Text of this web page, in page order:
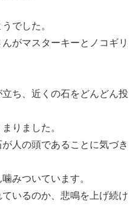
でした。
がマスターキーとノコギリ
ち、近くの石をどんどん投
りました。
人の頭であることに気づき
みついています。
いるのか、悲鳴を上げ続け